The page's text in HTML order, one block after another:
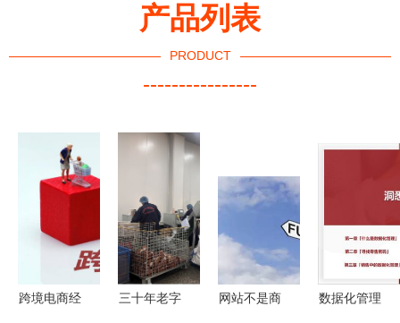
产品列表
PRODUCT
----------------
跨境电商经
三十年老字
网站不是商
数据化管理